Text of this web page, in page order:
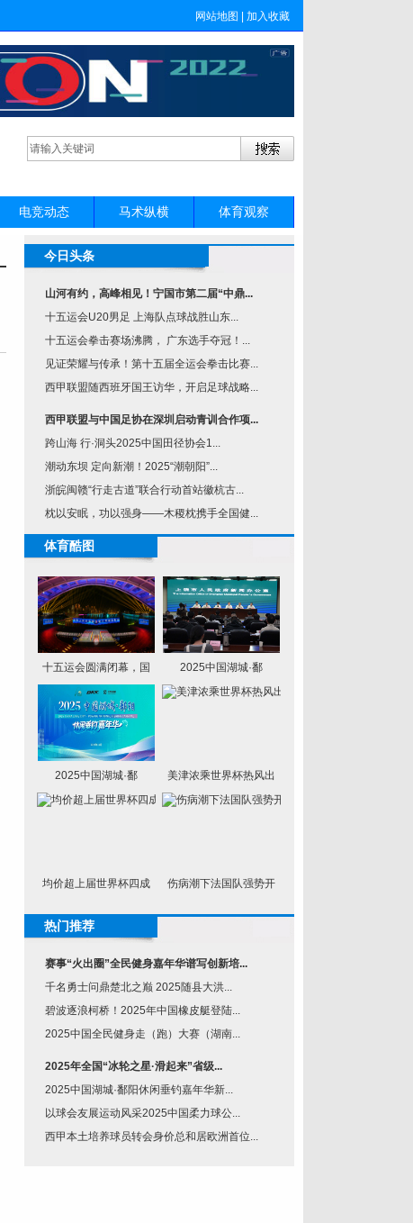
网站地图 加入收藏
电竞动态 马术纵横 体育观察
今日头条
山河有约，高峰相见！宁国市第二届“中鼎...
十五运会U20男足 上海队点球战胜山东...
十五运会拳击赛场沸腾， 广东选手夺冠！...
见证荣耀与传承！第十五届全运会拳击比赛...
西甲联盟随西班牙国王访华，开启足球战略...
西甲联盟与中国足协在深圳启动青训合作项...
跨山海 行·洞头2025中国田径协会1...
潮动东坝 定向新潮！2025“潮朝阳”...
浙皖闽赣“行走古道”联合行动首站徽杭古...
枕以安眠，功以强身——木稷枕携手全国健...
体育酷图
十五运会圆满闭幕，国 2025中国湖城·鄱
2025中国湖城·鄱 美津浓乘世界杯热风出
均价超上届世界杯四成 伤病潮下法国队强势开
热门推荐
赛事“火出圈”全民健身嘉年华谱写创新培...
千名勇士问鼎楚北之巅 2025随县大洪...
碧波逐浪柯桥！2025年中国橡皮艇登陆...
2025中国全民健身走（跑）大赛（湖南...
2025年全国“冰轮之星·滑起来”省级...
2025中国湖城·鄱阳休闲垂钓嘉年华新...
以球会友展运动风采2025中国柔力球公...
西甲本土培养球员转会身价总和居欧洲首位...